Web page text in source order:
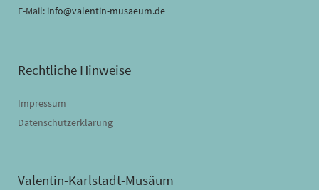
E-Mail: info@valentin-musaeum.de
Rechtliche Hinweise
Impressum
Datenschutzerklärung
Valentin-Karlstadt-Musäum